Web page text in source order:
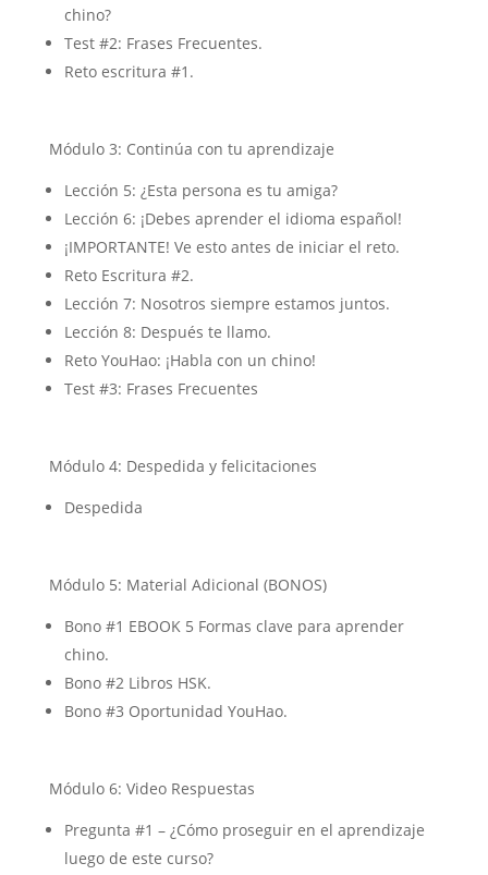
chino?
Test #2: Frases Frecuentes.
Reto escritura #1.
Módulo 3: Continúa con tu aprendizaje
Lección 5: ¿Esta persona es tu amiga?
Lección 6: ¡Debes aprender el idioma español!
¡IMPORTANTE! Ve esto antes de iniciar el reto.
Reto Escritura #2.
Lección 7: Nosotros siempre estamos juntos.
Lección 8: Después te llamo.
Reto YouHao: ¡Habla con un chino!
Test #3: Frases Frecuentes
Módulo 4: Despedida y felicitaciones
Despedida
Módulo 5: Material Adicional (BONOS)
Bono #1 EBOOK 5 Formas clave para aprender
chino.
Bono #2 Libros HSK.
Bono #3 Oportunidad YouHao.
Módulo 6: Video Respuestas
Pregunta #1 – ¿Cómo proseguir en el aprendizaje
luego de este curso?